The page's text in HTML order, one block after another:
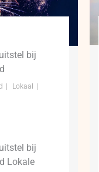
bij
Lokaal
bij
Lokale